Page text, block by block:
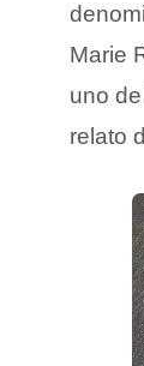
Marie
uno
relato